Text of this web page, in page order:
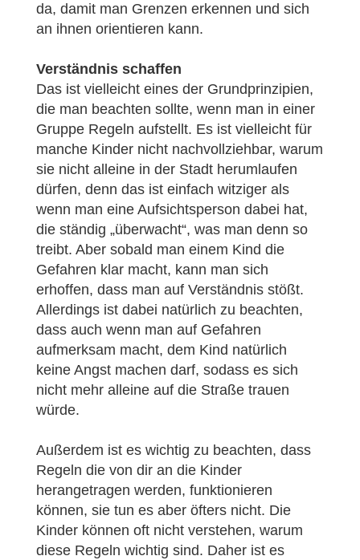
da, damit man Grenzen erkennen und sich
an ihnen orientieren kann.
Verständnis schaffen
Das ist vielleicht eines der Grundprinzipien,
die man beachten sollte, wenn man in einer
Gruppe Regeln aufstellt. Es ist vielleicht für
manche Kinder nicht nachvollziehbar, warum
sie nicht alleine in der Stadt herumlaufen
dürfen, denn das ist einfach witziger als
wenn man eine Aufsichtsperson dabei hat,
die ständig „überwacht“, was man denn so
treibt. Aber sobald man einem Kind die
Gefahren klar macht, kann man sich
erhoffen, dass man auf Verständnis stößt.
Allerdings ist dabei natürlich zu beachten,
dass auch wenn man auf Gefahren
aufmerksam macht, dem Kind natürlich
keine Angst machen darf, sodass es sich
nicht mehr alleine auf die Straße trauen
würde.
Außerdem ist es wichtig zu beachten, dass
Regeln die von dir an die Kinder
herangetragen werden, funktionieren
können, sie tun es aber öfters nicht. Die
Kinder können oft nicht verstehen, warum
diese Regeln wichtig sind. Daher ist es